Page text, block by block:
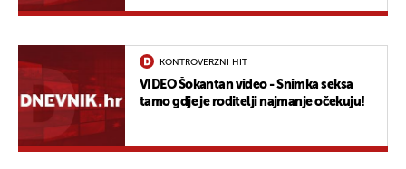
KONTROVERZNI HIT
VIDEO Šokantan video - Snimka seksa
tamo gdje je roditelji najmanje očekuju!